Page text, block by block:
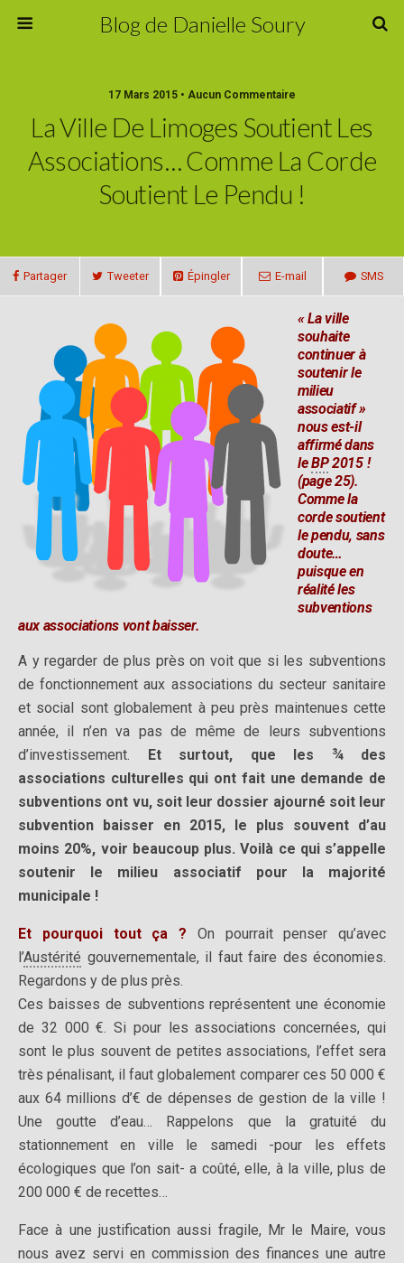
Blog de Danielle Soury
17 Mars 2015 • Aucun Commentaire
La Ville De Limoges Soutient Les
Associations… Comme La Corde
Soutient Le Pendu !
Partager Tweeter Épingler E-mail SMS
« La ville
souhaite
continuer à
soutenir le
milieu
associatif »
nous est-il
affirmé dans
leBP2015 !
(page 25).
Comme la
corde soutient
le pendu, sans
doute…
puisque en
réalité les
subventions
aux associations vont baisser.
A y regarder de plus près on voit que si les subventions
de fonctionnement aux associations du secteur sanitaire
et social sont globalement à peu près maintenues cette
année, il n’en va pas de même de leurs subventions
d’investissement. Et surtout, que les ¾ des
associations culturelles qui ont fait une demande de
subventions ont vu, soit leur dossier ajourné soit leur
subvention baisser en 2015, le plus souvent d’au
moins 20%, voir beaucoup plus. Voilà ce qui s’appelle
soutenir le milieu associatif pour la majorité
municipale !
Et pourquoi tout ça ? On pourrait penser qu’avec
l’Austérité gouvernementale, il faut faire des économies.
Regardons y de plus près.
Ces baisses de subventions représentent une économie
de 32 000 €. Si pour les associations concernées, qui
sont le plus souvent de petites associations, l’effet sera
très pénalisant, il faut globalement comparer ces 50 000 €
aux 64 millions d’€ de dépenses de gestion de la ville !
Une goutte d’eau… Rappelons que la gratuité du
stationnement en ville le samedi -pour les effets
écologiques que l’on sait- a coûté, elle, à la ville, plus de
200 000 € de recettes…
Face à une justification aussi fragile, Mr le Maire, vous
nous avez servi en commission des finances une autre